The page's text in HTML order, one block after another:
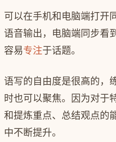
可以在手机和电脑端打开
语音输出，电脑端同步看
容易专注于话题。
语写的自由度是很高的，
时也可以聚焦。因为对于
和提炼重点、总结观点的
中不断提升。